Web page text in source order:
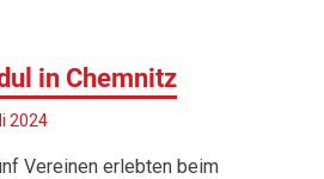
in Chemnitz
2024
Vereinen erlebten beim